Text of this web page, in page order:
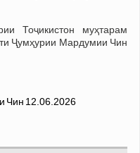
Тоҷикистон муҳтарам
Ҷумҳурии Мардумии Чин